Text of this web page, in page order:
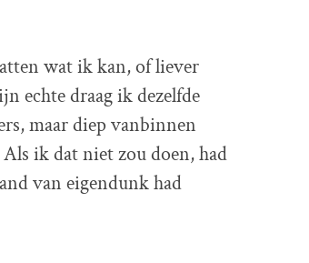
wat ik kan, of liever
echte draag ik dezelfde
maar diep vanbinnen
ik dat niet zou doen, had
van eigendunk had